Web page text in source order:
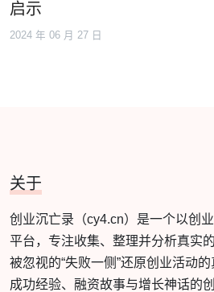
启示
2024 年 06 月 27 日
关于
创业沉亡录（cy4.cn）是一个以创
平台，专注收集、整理并分析真实
被忽视的“失败一侧”还原创业活动
成功经验、融资故事与增长神话的